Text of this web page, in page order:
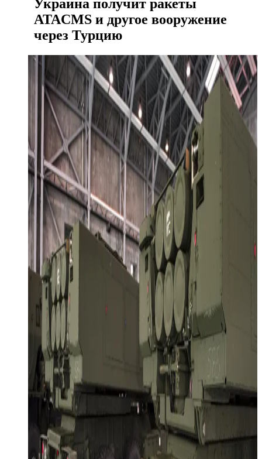
Украина получит ракеты
ATACMS и другое вооружение
через Турцию